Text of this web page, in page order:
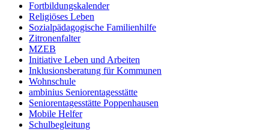
Fortbildungskalender
Religiöses Leben
Sozialpädagogische Familienhilfe
Zitronenfalter
MZEB
Initiative Leben und Arbeiten
Inklusionsberatung für Kommunen
Wohnschule
ambinius Seniorentagesstätte
Seniorentagesstätte Poppenhausen
Mobile Helfer
Schulbegleitung